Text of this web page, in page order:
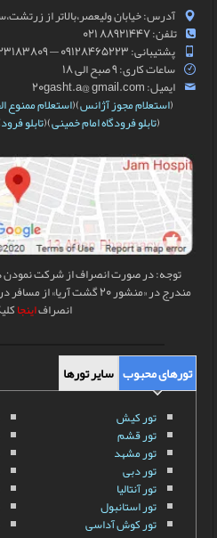
آدرس: خیابان ولیعصر،بالاتر از
تلفن: 88921447 021
پشتیبانی: 09128465223 — 09123183809
ساعات کاری: 9 صبح الی 18
ایمیل: 20gasht.a@ gmail.com
(استعلام مجوز آژانس)(استعلام ممنوع
(تابلو فرودگاه امام خمینی)(تابلو
توجه: در صورت انصراف از شرکت نمودن
مندرج در «منشور 20 گشت
انصرافاینجا
تورهای محبوب سایر تورها
تور کیش
تور قشم
تور مشهد
تور دبی
تور آنتالیا
تور استانبول
تور کوش آداسی